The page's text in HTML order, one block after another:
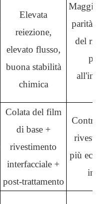
Elevata
reiezione,
elevato flusso,
buona stabilità
chimica
parità
del
Colata del film
di base +
rivestimento
interfacciale +
post-trattamento
più